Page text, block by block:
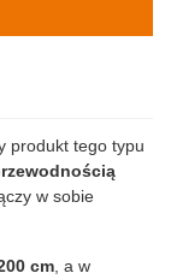
produkt tego typu
w sobie
cm , a w